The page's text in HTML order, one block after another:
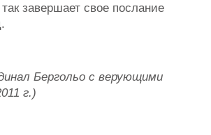
завершает свое послание
Бергольо с верующими
г.)